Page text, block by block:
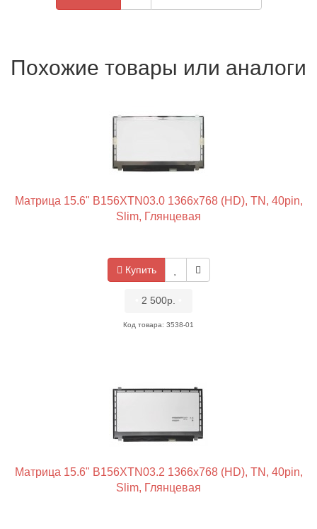
Похожие товары или аналоги
Матрица 15.6" B156XTN03.0 1366x768 (HD), TN, 40pin,
Slim, Глянцевая
Купить
2 500р.
Код товара: 3538-01
Матрица 15.6" B156XTN03.2 1366x768 (HD), TN, 40pin,
Slim, Глянцевая